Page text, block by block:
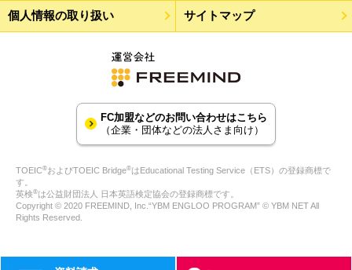
個人情報の取り扱い サイトマップ
FC加盟などのお問い合わせはこちら
（企業・団体などの法人さま向け）
TOEIC®およびTOEIC Bridge®はEducational Testing Service（ETS）の登録商標で
す。
英検®は公益財団法人 日本英語検定協会の登録商標です。
Copyright © 2020 FREEMIND, Inc.“YBM ENGLOO PROGRAM” © YBM NET All
Rights Reserved.